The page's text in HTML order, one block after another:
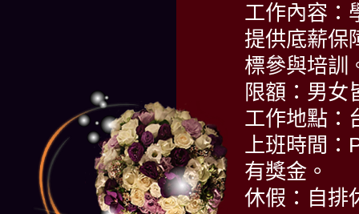
工作內容：
提供底薪保
標參與培訓
限額：男女
工作地點：
上班時間：
有獎金。
休假：自排